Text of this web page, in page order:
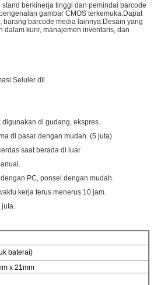
berkinerja tinggi dan pemindai barcode
gambar CMOS terkemuka.Dapat
barang barcode media lainnya.Desain yang
dalam kurir, manajemen inventaris, dan
Seluler dll
di gudang, ekspres.
di pasar dengan mudah. ​​(5 juta)
saat berada di luar
PC, ponsel dengan mudah.
kerja terus menerus 10 jam.
juta.
baterai)
x 21mm